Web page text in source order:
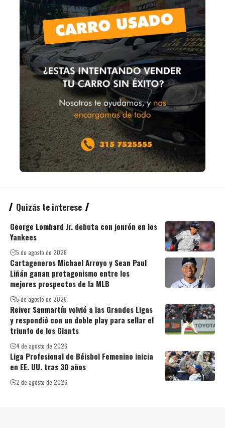
Quizás te interese
George Lombard Jr. debuta con jonrón en los
Yankees
5 de agosto de 2026
Cartageneros Michael Arroyo y Sean Paul
Liñán ganan protagonismo entre los
mejores prospectos de la MLB
5 de agosto de 2026
Reiver Sanmartín volvió a las Grandes Ligas
y respondió con un doble play para sellar el
triunfo de los Giants
4 de agosto de 2026
Liga Profesional de Béisbol Femenino inicia
en EE. UU. tras 30 años
2 de agosto de 2026